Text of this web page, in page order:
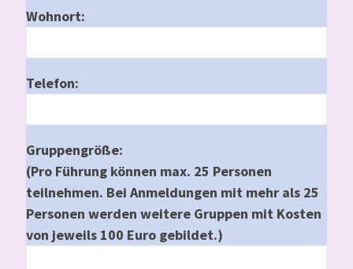
Wohnort:
Telefon:
Gruppengröße:
(Pro Führung können max. 25 Personen
teilnehmen. Bei Anmeldungen mit mehr als 25
Personen werden weitere Gruppen mit Kosten
von jeweils 100 Euro gebildet.)